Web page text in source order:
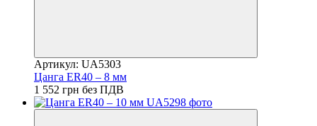
Артикул: UA5303
Цанга ER40 – 8 мм
1 552 грн без ПДВ